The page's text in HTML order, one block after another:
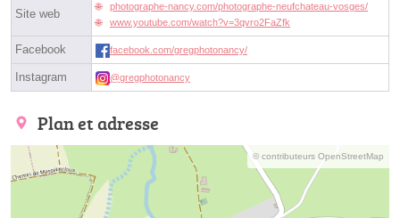
Site web
photographe-nancy.com/photographe-neufchateau-vosges/
www.youtube.com/watch?v=3qvro2FaZfk
Facebook facebook.com/gregphotonancy/
Instagram @gregphotonancy
Plan et adresse
© contributeurs OpenStreetMap